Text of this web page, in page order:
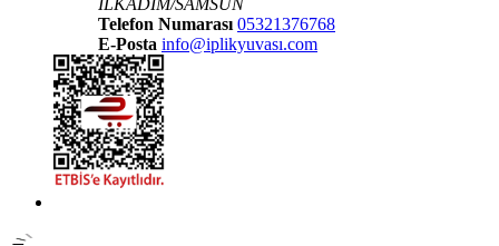
Telefon Numarası 05321376768
E-Posta info@iplikyuvası.com